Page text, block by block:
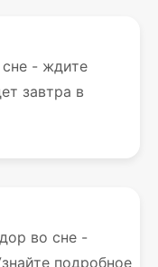
сне - ждите
завтра в
во сне -
подробное